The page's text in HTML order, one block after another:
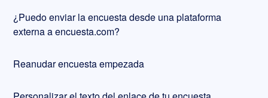
¿Puedo enviar la encuesta desde una plataforma
externa a encuesta.com?
Reanudar encuesta empezada